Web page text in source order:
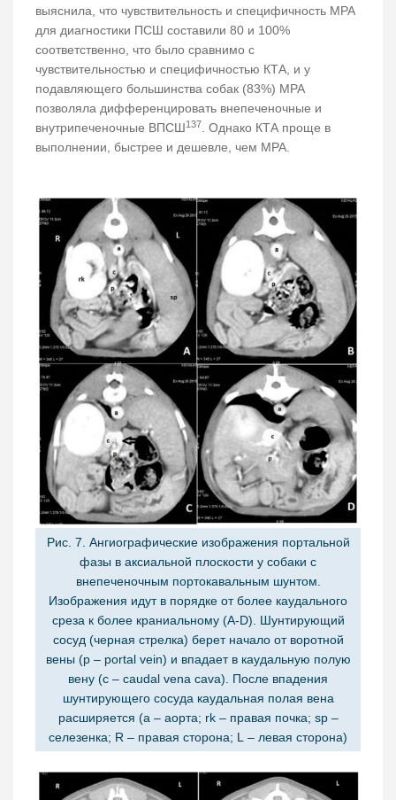
выяснила, что чувствительность и специфичность МРА
для диагностики ПСШ составили 80 и 100%
соответственно, что было сравнимо с
чувствительностью и специфичностью КТА, и у
подавляющего большинства собак (83%) МРА
позволяла дифференцировать внепеченочные и
внутрипеченочные ВПСШ137. Однако КТА проще в
выполнении, быстрее и дешевле, чем МРА.
Рис. 7. Ангиографические изображения портальной
фазы в аксиальной плоскости у собаки с
внепеченочным портокавальным шунтом.
Изображения идут в порядке от более каудального
среза к более краниальному (A-D). Шунтирующий
сосуд (черная стрелка) берет начало от воротной
вены (p – portal vein) и впадает в каудальную полую
вену (c – caudal vena cava). После впадения
шунтирующего сосуда каудальная полая вена
расширяется (a – аорта; rk – правая почка; sp –
селезенка; R – правая сторона; L – левая сторона)